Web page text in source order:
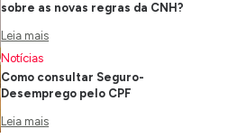
sobre as novas regras da CNH?
Leia mais
Notícias
Como consultar Seguro-
Desemprego pelo CPF
Leia mais